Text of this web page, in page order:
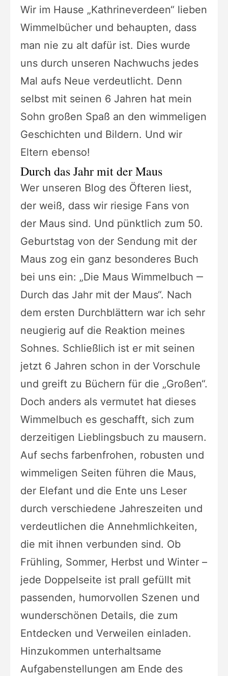
Wir im Hause „Kathrineverdeen“ lieben
Wimmelbücher und behaupten, dass
man nie zu alt dafür ist. Dies wurde
uns durch unseren Nachwuchs jedes
Mal aufs Neue verdeutlicht. Denn
selbst mit seinen 6 Jahren hat mein
Sohn großen Spaß an den wimmeligen
Geschichten und Bildern. Und wir
Eltern ebenso!
Durch das Jahr mit der Maus
Wer unseren Blog des Öfteren liest,
der weiß, dass wir riesige Fans von
der Maus sind. Und pünktlich zum 50.
Geburtstag von der Sendung mit der
Maus zog ein ganz besonderes Buch
bei uns ein: „Die Maus Wimmelbuch ‒
Durch das Jahr mit der Maus“. Nach
dem ersten Durchblättern war ich sehr
neugierig auf die Reaktion meines
Sohnes. Schließlich ist er mit seinen
jetzt 6 Jahren schon in der Vorschule
und greift zu Büchern für die „Großen“.
Doch anders als vermutet hat dieses
Wimmelbuch es geschafft, sich zum
derzeitigen Lieblingsbuch zu mausern.
Auf sechs farbenfrohen, robusten und
wimmeligen Seiten führen die Maus,
der Elefant und die Ente uns Leser
durch verschiedene Jahreszeiten und
verdeutlichen die Annehmlichkeiten,
die mit ihnen verbunden sind. Ob
Frühling, Sommer, Herbst und Winter –
jede Doppelseite ist prall gefüllt mit
passenden, humorvollen Szenen und
wunderschönen Details, die zum
Entdecken und Verweilen einladen.
Hinzukommen unterhaltsame
Aufgabenstellungen am Ende des